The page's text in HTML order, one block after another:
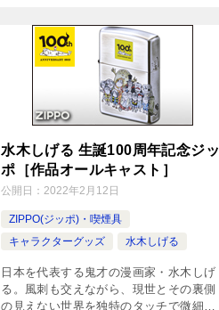
エッチングで立体的に加工 柄がなくな
水木しげる 生誕100周年記念ジッ
ポ［作品オールキャスト］
公開日：2022年2月12日
ZIPPO(ジッポ)・喫煙具
キャラクターグッズ
水木しげる
日本を代表する鬼才の漫画家・水木しげ
る。風刺も交えながら、現世とその裏側
の見えない世界を独特のタッチで微細に